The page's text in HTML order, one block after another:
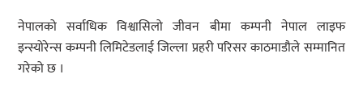
नेपालको सर्वाधिक विश्वासिलो जीवन बीमा कम्पनी नेपाल लाइफ
इन्स्योरेन्स कम्पनी लिमिटेडलाई जिल्ला प्रहरी परिसर काठमाडौले सम्मानित
गरेको छ ।